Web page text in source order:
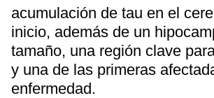
acumulación de tau en el
inicio, además de un
tamaño, una región clave
y una de las primeras
enfermedad.